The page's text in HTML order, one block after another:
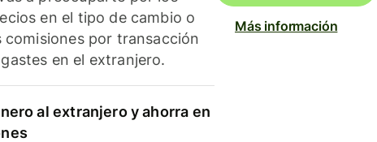
en el tipo de cambio o
comisiones por transacción
en el extranjero.
al extranjero y ahorra en
Más información